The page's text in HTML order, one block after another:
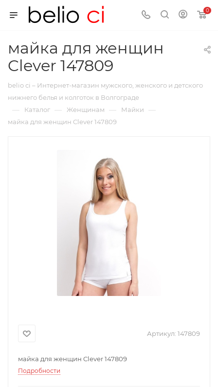
0
майка для женщин
Clever 147809
belio ci – Интернет-магазин мужского, женского и детского
нижнего белья и колготок в Волгограде
— Каталог — Женщинам — Майки —
майка для женщин Clever 147809
Артикул: 147809
майка для женщин Clever 147809
Подробности